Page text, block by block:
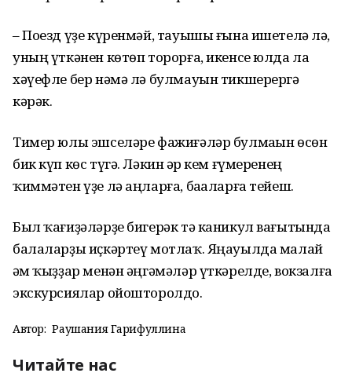
– Поезд үҙе күренмәй, тауышы ғына ишетелһә лә,
уның үткәнен көтөп торорға, икенсе юлда ла
хәүефле бер нәмә лә булмауын тикшерергә
кәрәк.
Тимер юлы эшселәре фажиғәләр булмаһын өсөн
бик күп көс түгә. Ләкин һәр кем ғүмеренең
ҡиммәтен үҙе лә аңларға, баһаларға тейеш.
Был ҡағиҙәләрҙе бигерәк тә каникул вағытында
балаларҙы иҫкәртеү мотлаҡ. Яңауылда малай
һәм ҡыҙҙар менән әңгәмәләр үткәрелде, вокзалға
экскурсиялар ойошторолдо.
Автор: Раушания Гарифуллина
Читайте нас